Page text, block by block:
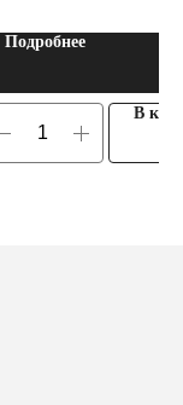
Подробнее
В